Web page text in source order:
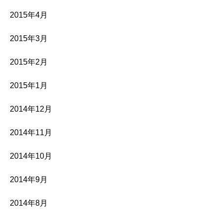
2015年4月
2015年3月
2015年2月
2015年1月
2014年12月
2014年11月
2014年10月
2014年9月
2014年8月